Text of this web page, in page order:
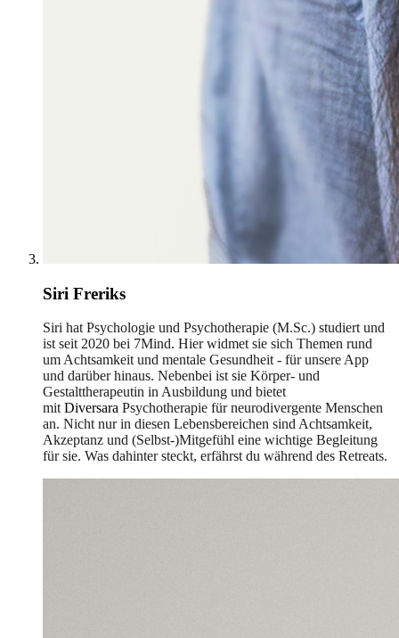
Siri Freriks
Siri hat Psychologie und Psychotherapie (M.Sc.) studiert und
ist seit 2020 bei 7Mind. Hier widmet sie sich Themen rund
um Achtsamkeit und mentale Gesundheit - für unsere App
und darüber hinaus. Nebenbei ist sie Körper- und
Gestalttherapeutin in Ausbildung und bietet
mit Diversara Psychotherapie für neurodivergente Menschen
an. Nicht nur in diesen Lebensbereichen sind Achtsamkeit,
Akzeptanz und (Selbst-)Mitgefühl eine wichtige Begleitung
für sie. Was dahinter steckt, erfährst du während des Retreats.